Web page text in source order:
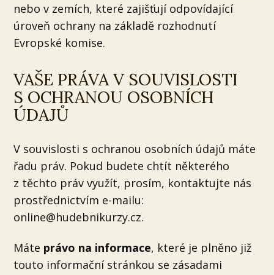
nebo v zemích, které zajišťují odpovídající
úroveň ochrany na základě rozhodnutí
Evropské komise.
VAŠE PRÁVA V SOUVISLOSTI
S OCHRANOU OSOBNÍCH
ÚDAJŮ
V souvislosti s ochranou osobních údajů máte
řadu práv. Pokud budete chtít některého
z těchto práv využít, prosím, kontaktujte nás
prostřednictvím e-mailu:
online@hudebnikurzy.cz.
Máte právo na informace, které je plněno již
touto informační stránkou se zásadami